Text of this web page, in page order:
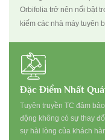
Orbifolia trở nên nổi bật
kiếm các nhà máy tuyên
Đặc Điểm Nhất
Tuyên truyền TC đảm
động không có sự thay
sự hài lòng của khách